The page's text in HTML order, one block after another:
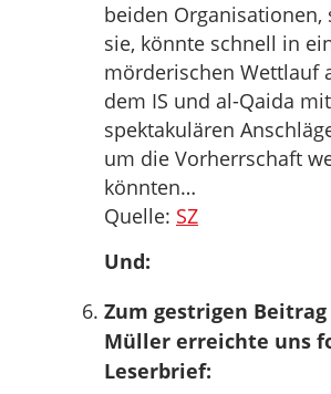
beiden Organisationen,
sie, könnte schnell in
mörderischen Wettlauf
dem IS und al-Qaida
spektakulären
um die Vorherrschaft
könnten…
Quelle: SZ
Und:
Zum gestrigen
Müller erreichte uns
Leserbrief: